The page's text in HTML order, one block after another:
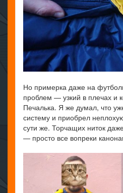
Но примерка даже на
проблем — узкий в плечах и
Печалька. Я же думал, что
систему и приобрел
сути же. Торчащих ниток
— просто все вопреки